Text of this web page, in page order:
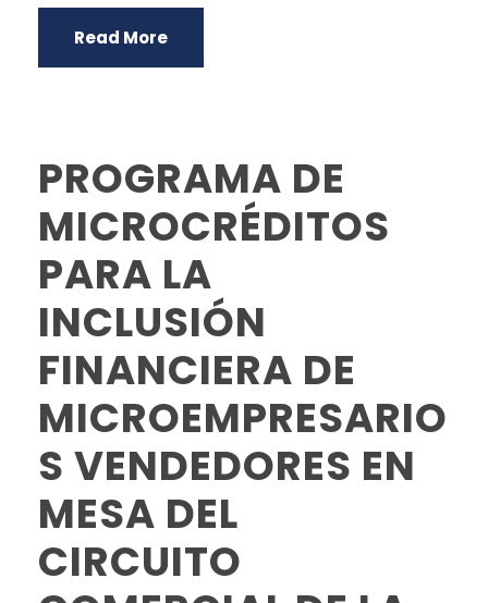
Read More
PROGRAMA DE
MICROCRÉDITOS
PARA LA
INCLUSIÓN
FINANCIERA DE
MICROEMPRESARIO
S VENDEDORES EN
MESA DEL
CIRCUITO